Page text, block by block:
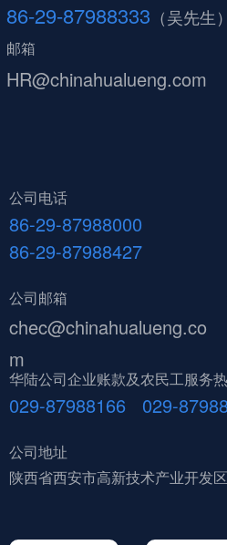
公司电话
86-29-87988000
86-29-87988427
公司邮箱
chec@chinahualueng.co
m
公司地址
陕西省西安市高新技术产业开发
华陆公司企业账款及农民工服务
029-87988166 029-
86-29-87988333 （吴先生）
邮箱
HR@chinahualueng.com